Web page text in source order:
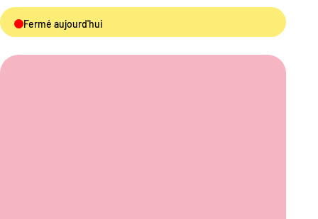
Fermé aujourd'hui